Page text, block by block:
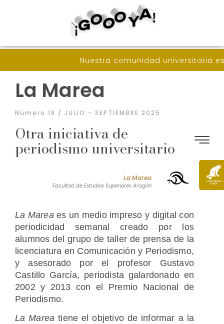
Nuestra comunidad universitaria es muy
La Marea
Número 18 / JULIO - SEPTIEMBRE 2025
Otra iniciativa de
periodismo universitario
La Marea
Facultad de Estudios Superiores Aragón
La Marea es un medio impreso y digital con
periodicidad semanal creado por los
alumnos del grupo de taller de prensa de la
licenciatura en Comunicación y Periodismo,
y asesorado por el profesor Gustavo
Castillo García, periodista galardonado en
2002 y 2013 con el Premio Nacional de
Periodismo.
La Marea tiene el objetivo de informar a la